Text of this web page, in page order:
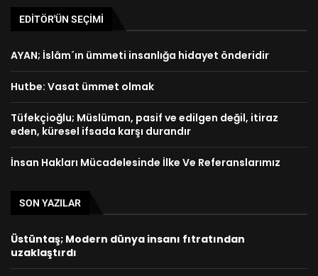
EDITÖR'ÜN SEÇIMI
AYAN; İslâm´ın ümmeti insanlığa hidayet önderidir
Hutbe: Vasat ümmet olmak
Tüfekçioğlu; Müslüman, pasif ve edilgen değil, itiraz
eden, küresel ifsada karşı durandır
İnsan Hakları Mücadelesinde İlke Ve Referanslarımız
SON YAZILAR
Üstüntaş; Modern dünya insanı fıtratından
uzaklaştırdı